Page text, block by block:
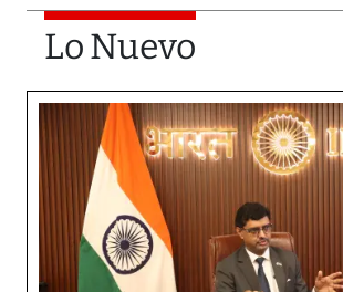
Lo Nuevo